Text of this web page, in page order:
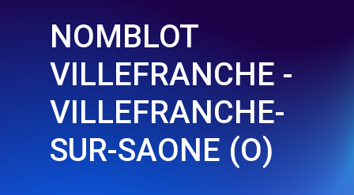
NOMBLOT
VILLEFRANCHE -
VILLEFRANCHE-
SUR-SAONE (O)